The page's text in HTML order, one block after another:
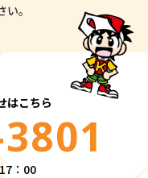
。
はこちら
：00